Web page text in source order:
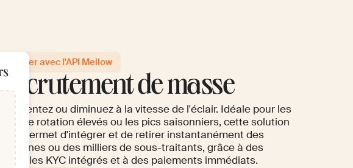
Aucune entité étrangère à créer, aucune
paperasse inutile
Activer avec l'API Mellow
Recrutement de masse
Augmentez ou diminuez à la vitesse de l'éclair. Idéale pour les
taux de rotation élevés ou les pics saisonniers, cette solution
vous permet d'intégrer et de retirer instantanément des
centaines ou des milliers de sous-traitants, grâce à des
contrôles KYC intégrés et à des paiements immédiats.